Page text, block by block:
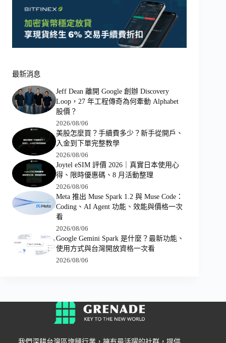
最新消息
Jeff Dean 離開 Google 創辦 Discovery
Loop，27 年工程傳奇為何牽動 Alphabet
股價？
2026/08/06
美股怎麼買？手續費多少？新手從開戶、
入金到下單完整教學
2026/08/06
Joytel eSIM 評價 2026｜真實日本使用心
得、限時優惠碼、8 月活動整理
2026/08/06
Meta 推出 Muse Spark 1.2 與 Muse Code：
Coding、AI Agent 功能、效能與價格一次
看
2026/08/06
Google Gemini Spark 是什麼？最新功能、
使用方式與台灣開放資格一次看
2026/08/06